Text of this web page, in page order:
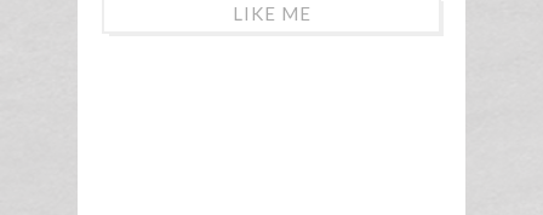
LIKE ME